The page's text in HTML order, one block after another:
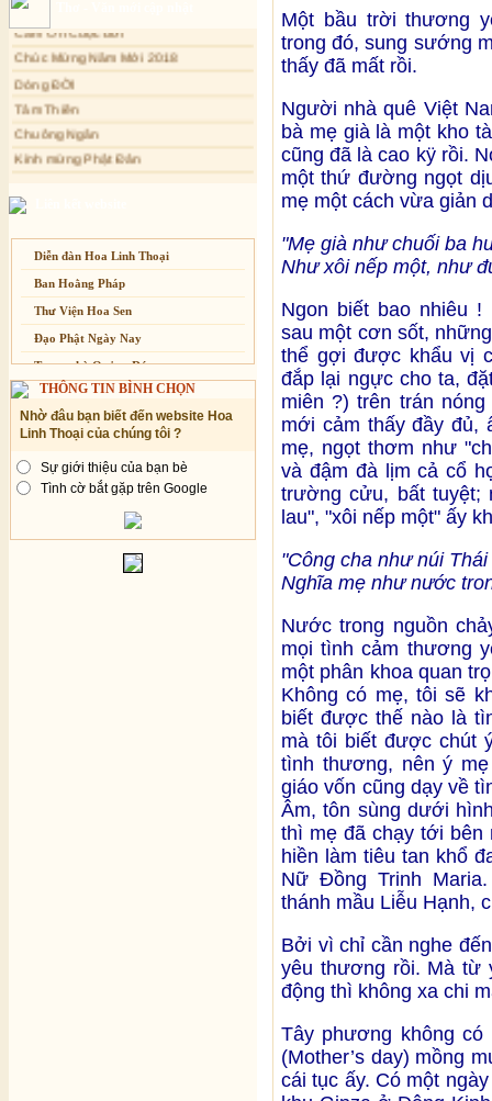
Cải đạo: Nguyên nhân & giải pháp
Nỗi lòng của các bệnh nhân nghèo
An Giang: Tịnh thất Quy Nguyên
phát quà từ thiện tại xã Cư Yang
Tịnh xá Ngọc Đăng khai giảng Thiền
dành cho Người bận rộn
Cảm Ơn Cuộc đời
Chúc Mừng Năm Mới 2018
Dòng ĐỜI
Tâm Thiền
Chuông Ngân
Kính mừng Phật Đản
Anh không chết đâu em
Diễn đàn Hoa Linh Thoại
Ban Hoằng Pháp
Thư Viện Hoa Sen
Đạo Phật Ngày Nay
Trang nhà Quảng Đức
Báo Giác Ngộ
Vesak 2014
THÔNG TIN BÌNH CHỌN
Nhờ đâu bạn biết đến website Hoa
Linh Thoại của chúng tôi ?
Sự giới thiệu của bạn bè
Tình cờ bắt gặp trên Google
Một bầu trời thương
trong đó, sung sướng
thấy đã mất rồi.
Người nhà quê Việt
bà mẹ già là một kho
cũng đã là cao kÿ rồi.
một thứ đường ngọt
mẹ một cách vừa giản
"Mẹ già như chuối ba
Như xôi nếp một, như
Ngon biết bao nhiêu
sau một cơn sốt,
thể gợi được khẩu vị
đắp lại ngực cho ta,
miên ?) trên trán
mới cảm thấy đầy đủ,
mẹ, ngọt thơm như
và đậm đà lịm cả cổ
trường cửu, bất tuyệt;
lau", "xôi nếp một" ấy
"Công cha như núi
Nghĩa mẹ như nước
Nước trong nguồn
mọi tình cảm thương
một phân khoa quan
Không có mẹ, tôi sẽ
biết được thế nào là
mà tôi biết được chút
tình thương, nên ý
giáo vốn cũng dạy về
Âm, tôn sùng dưới
thì mẹ đã chạy tới bên
hiền làm tiêu tan khổ
Nữ Đồng Trinh
thánh mầu Liễu Hạnh,
Bởi vì chỉ cần nghe
yêu thương rồi. Mà từ
động thì không xa chi
Tây phương không có
(Mother’s day) mồng
cái tục ấy. Có một